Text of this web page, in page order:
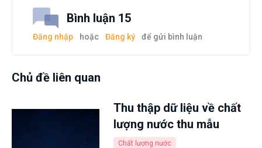
Bình luận 15
Đăng nhập hoặc Đăng ký để gửi bình luận
Chủ đề liên quan
Thu thập dữ liệu về chất
lượng nước thu mẫu
Chất lượng nước